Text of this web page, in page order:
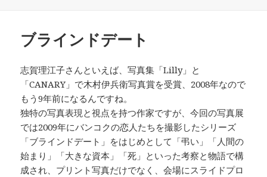
ブラインドデート
志賀理江子さんといえば、写真集「Lilly」と
「CANARY」で木村伊兵衛写真賞を受賞、2008年なので
もう9年前になるんですね。
独特の写真表現と視点を持つ作家ですが、今回の写真展
では2009年にバンコクの恋人たちを撮影したシリーズ
「ブラインドデート」をはじめとして「弔い」「人間の
始まり」「大きな資本」「死」といった考察と物語で構
成され、プリント写真だけでなく、会場にスライドプロ